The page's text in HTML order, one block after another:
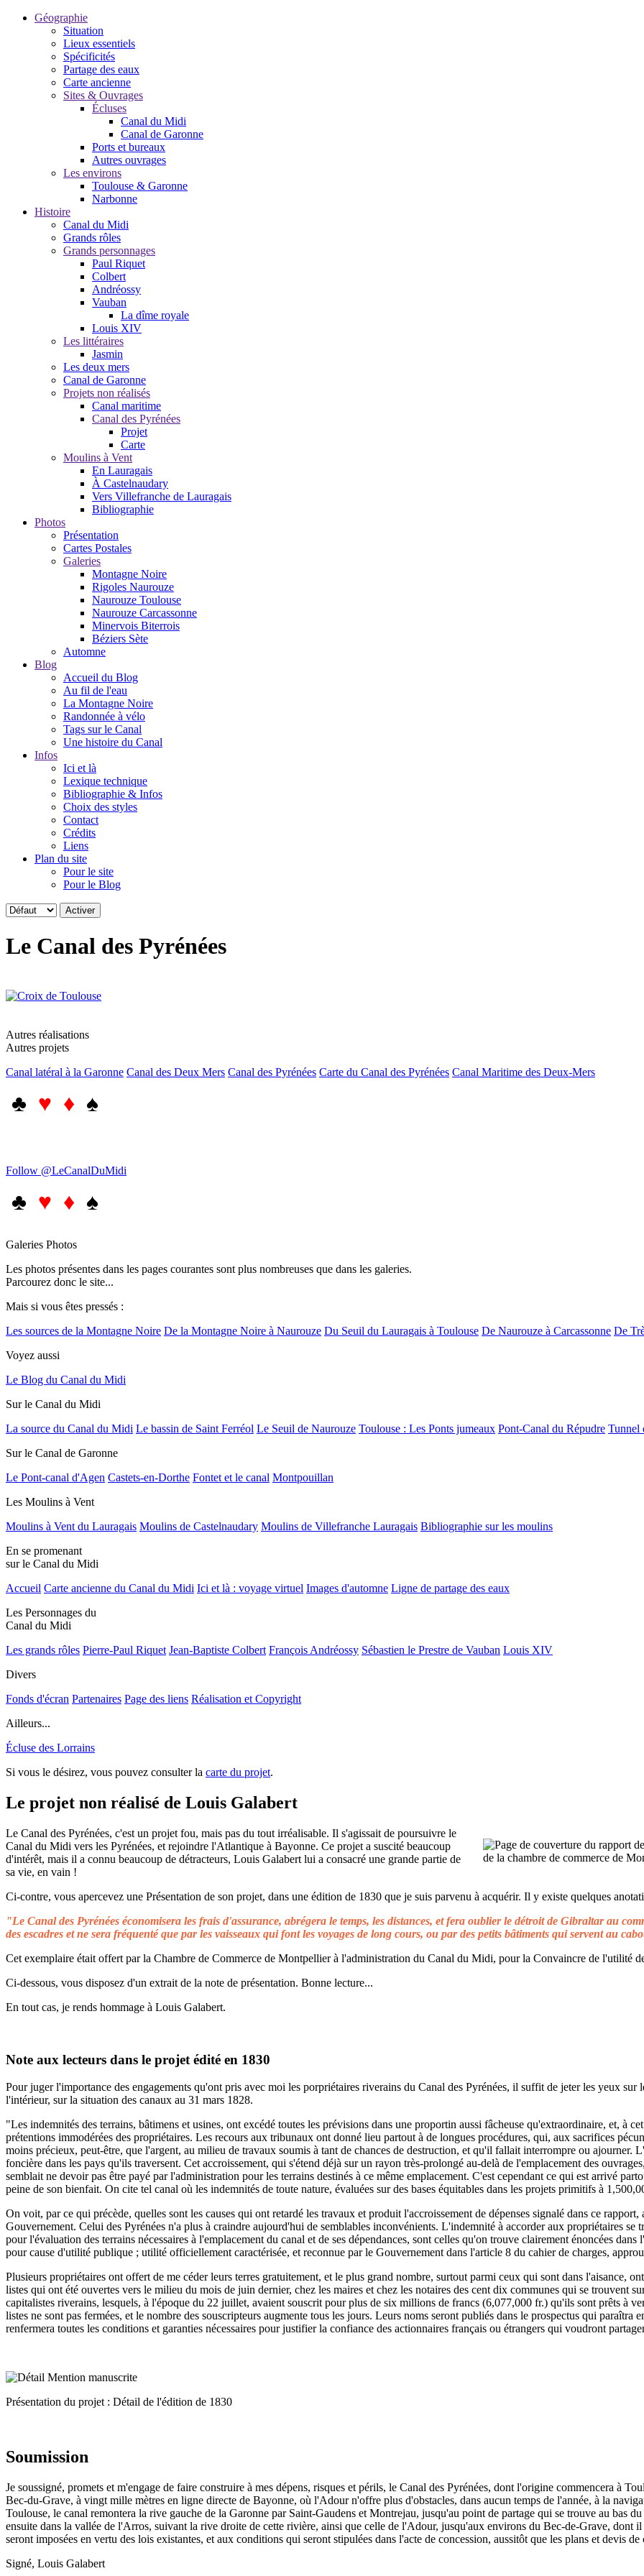
Géographie
Situation
Lieux essentiels
Spécificités
Partage des eaux
Carte ancienne
Sites & Ouvrages
Écluses
Canal du Midi
Canal de Garonne
Ports et bureaux
Autres ouvrages
Les environs
Toulouse & Garonne
Narbonne
Histoire
Canal du Midi
Grands rôles
Grands personnages
Paul Riquet
Colbert
Andréossy
Vauban
La dîme royale
Louis XIV
Les littéraires
Jasmin
Les deux mers
Canal de Garonne
Projets non réalisés
Canal maritime
Canal des Pyrénées
Projet
Carte
Moulins à Vent
En Lauragais
À Castelnaudary
Vers Villefranche de Lauragais
Bibliographie
Photos
Présentation
Cartes Postales
Galeries
Montagne Noire
Rigoles Naurouze
Naurouze Toulouse
Naurouze Carcassonne
Minervois Biterrois
Béziers Sète
Automne
Blog
Accueil du Blog
Au fil de l'eau
La Montagne Noire
Randonnée à vélo
Tags sur le Canal
Une histoire du Canal
Infos
Ici et là
Lexique technique
Bibliographie & Infos
Choix des styles
Contact
Crédits
Liens
Plan du site
Pour le site
Pour le Blog
Le Canal des Pyrénées
Autres réalisations
Autres projets
Canal latéral à la Garonne Canal des Deux Mers Canal des Pyrénées Carte du Canal des Pyrénées Canal Maritime des Deux-Mers
♣ ♥ ♦ ♠
Follow @LeCanalDuMidi
♣ ♥ ♦ ♠
Galeries Photos
Les photos présentes dans les pages courantes sont plus nombreuses que dans les galeries.
Parcourez donc le site...
Mais si vous êtes pressés :
Les sources de la Montagne Noire De la Montagne Noire à Naurouze Du Seuil du Lauragais à Toulouse De Naurouze à Carcassonne De
Voyez aussi
Le Blog du Canal du Midi
Sur le Canal du Midi
La source du Canal du Midi Le bassin de Saint Ferréol Le Seuil de Naurouze Toulouse : Les Ponts jumeaux Pont-Canal du Répudre Tunnel
Sur le Canal de Garonne
Le Pont-canal d'Agen Castets-en-Dorthe Fontet et le canal Montpouillan
Les Moulins à Vent
Moulins à Vent du Lauragais Moulins de Castelnaudary Moulins de Villefranche Lauragais Bibliographie sur les moulins
En se promenant
sur le Canal du Midi
Accueil Carte ancienne du Canal du Midi Ici et là : voyage virtuel Images d'automne Ligne de partage des eaux
Les Personnages du
Canal du Midi
Les grands rôles Pierre-Paul Riquet Jean-Baptiste Colbert François Andréossy Sébastien le Prestre de Vauban Louis XIV
Divers
Fonds d'écran Partenaires Page des liens Réalisation et Copyright
Ailleurs...
Écluse des Lorrains
Si vous le désirez, vous pouvez consulter la carte du projet.
Le projet non réalisé de Louis Galabert
Le Canal des Pyrénées, c'est un projet fou, mais pas du tout irréalisable. Il s'agissait de poursuivre le
Canal du Midi vers les Pyrénées, et rejoindre l'Atlantique à Bayonne. Ce projet a suscité beaucoup
d'intérêt, mais il a connu beaucoup de détracteurs, Louis Galabert lui a consacré une grande partie de
sa vie, en vain !
Ci-contre, vous apercevez une Présentation de son projet, dans une édition de 1830 que je suis parvenu à acquérir. Il y existe quelques
"Le Canal des Pyrénées économisera les frais d'assurance, abrégera le temps, les distances, et fera oublier le détroit de Gibraltar au
des escadres et ne sera fréquenté que par les vaisseaux qui font les voyages de long cours, ou par des petits bâtiments qui servent au
Cet exemplaire était offert par la Chambre de Commerce de Montpellier à l'administration du Canal du Midi, pour la Convaincre de l'utilité
Ci-dessous, vous disposez d'un extrait de la note de présentation. Bonne lecture...
En tout cas, je rends hommage à Louis Galabert.
Note aux lecteurs dans le projet édité en 1830
Pour juger l'importance des engagements qu'ont pris avec moi les porpriétaires riverains du Canal des Pyrénées, il suffit de jeter les yeux
l'intérieur, sur la situation des canaux au 31 mars 1828.
"Les indemnités des terrains, bâtimens et usines, ont excédé toutes les prévisions dans une proportin aussi fâcheuse qu'extraordinaire, et, à
prétentions immodérées des propriétaires. Les recours aux tribunaux ont donné lieu partout à de longues procédures, qui, aux sacrifices
moins précieux, peut-être, que l'argent, au milieu de travaux soumis à tant de chances de destruction, et qu'il fallait interrompre ou ajourner.
foncière dans les pays qu'ils traversent. Cet accroissement, qui s'étend déjà sur un rayon très-prolongé au-delà de l'emplacement des
semblait ne devoir pas être payé par l'administration pour les terrains destinés à ce même emplacement. C'est cependant ce qui est arrivé
peine de son bienfait. On cite tel canal où les indemnités de toute nature, évaluées sur des bases équitables dans les projets primitifs à
On voit, par ce qui précède, quelles sont les causes qui ont retardé les travaux et produit l'accroissement de dépenses signalé dans ce
Gouvernement. Celui des Pyrénées n'a plus à craindre aujourd'hui de semblables inconvénients. L'indemnité à accorder aux propriétaires se
pour l'évaluation des terrains nécessaires à l'emplacement du canal et de ses dépendances, sont celles qu'on trouve clairement énoncées
pour cause d'utilité publique ; utilité officiellement caractérisée, et reconnue par le Gouvernement dans l'article 8 du cahier de charges,
Plusieurs propriétaires ont offert de me céder leurs terres gratuitement, et le plus grand nombre, surtout parmi ceux qui sont dans l'aisance,
listes qui ont été ouvertes vers le milieu du mois de juin dernier, chez les maires et chez les notaires des cent dix communes qui se trouvent
capitalistes riverains, lesquels, à l'époque du 22 juillet, avaient souscrit pour plus de six millions de francs (6,077,000 fr.) qu'ils sont prêts à
listes ne sont pas fermées, et le nombre des souscripteurs augmente tous les jours. Leurs noms seront publiés dans le prospectus qui
renfermera toutes les conditions et garanties nécessaires pour justifier la confiance des actionnaires français ou étrangers qui voudront
Présentation du projet : Détail de l'édition de 1830
Soumission
Je soussigné, promets et m'engage de faire construire à mes dépens, risques et périls, le Canal des Pyrénées, dont l'origine commencera à
Bec-du-Grave, à vingt mille mètres en ligne directe de Bayonne, où l'Adour n'offre plus d'obstacles, dans aucun temps de l'année, à la
Toulouse, le canal remontera la rive gauche de la Garonne par Saint-Gaudens et Montrejau, jusqu'au point de partage qui se trouve au bas
ensuite dans la vallée de l'Arros, suivant la rive droite de cette rivière, ainsi que celle de l'Adour, jusqu'aux environs du Bec-de-Grave, dont
seront imposées en vertu des lois existantes, et aux conditions qui seront stipulées dans l'acte de concession, aussitôt que les plans et devis
Signé, Louis Galabert